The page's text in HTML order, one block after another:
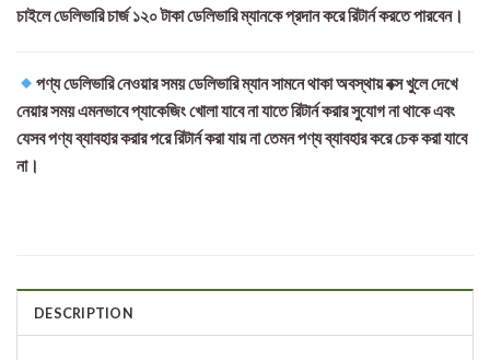
চাইলে ডেলিভারি চার্জ ১২০ টাকা ডেলিভারি ম্যানকে প্রদান করে রিটার্ন করতে পারবেন।
পণ্য ডেলিভারি নেওয়ার সময় ডেলিভারি ম্যান সামনে থাকা অবস্থায় বক্স খুলে দেখে
নেয়ার সময় এমনভাবে প্যাকেজিং খোলা যাবে না যাতে রিটার্ন করার সুযোগ না থাকে এবং
যেসব পণ্য ব্যাবহার করার পরে রিটার্ন করা যায় না তেমন পণ্য ব্যাবহার করে চেক করা যাবে
না।
DESCRIPTION